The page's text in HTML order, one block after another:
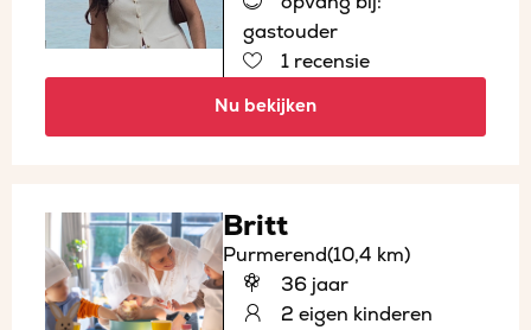
gastouder
1 recensie
Nu bekijken
Britt
Purmerend(10,4 km)
36 jaar
2 eigen kinderen